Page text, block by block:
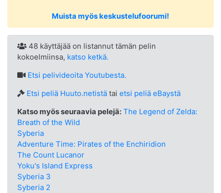
Muista myös keskustelufoorumi!
48 käyttäjää on listannut tämän pelin
kokoelmiinsa, katso ketkä.
Etsi pelivideoita Youtubesta.
Etsi peliä Huuto.netistätai etsi peliä eBaystä
Katso myös seuraavia pelejä: The Legend of Zelda:
Breath of the Wild
Syberia
Adventure Time: Pirates of the Enchiridion
The Count Lucanor
Yoku's Island Express
Syberia 3
Syberia 2